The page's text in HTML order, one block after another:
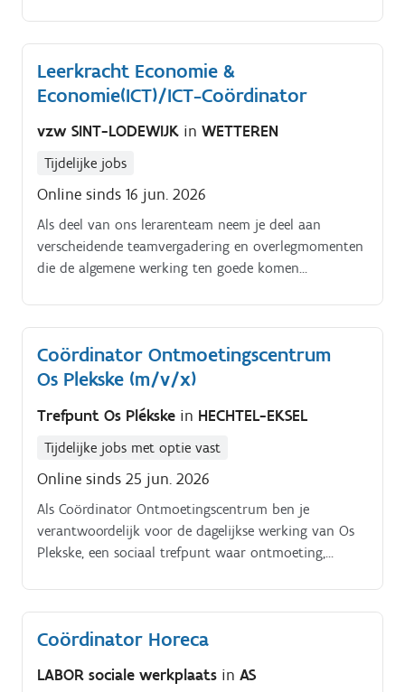
Wij werven aan op basis van competenties en
talenten, ongeacht leeftijd, geslacht, gender, origine of
handicap.
Leerkracht Economie &
Economie(ICT)/ICT-Coördinator
vzw SINT-LODEWIJK in WETTEREN
Tijdelijke jobs
Online sinds 16 jun. 2026
Als deel van ons lerarenteam neem je deel aan
verscheidende teamvergadering en overlegmomenten
die de algemene werking ten goede komen
Coördinator Ontmoetingscentrum
Os Plekske (m/v/x)
Trefpunt Os Plékske in HECHTEL-EKSEL
Tijdelijke jobs met optie vast
Online sinds 25 jun. 2026
Als Coördinator Ontmoetingscentrum ben je
verantwoordelijk voor de dagelijkse werking van Os
Plekske, een sociaal trefpunt waar ontmoeting,
ervoor dat bezoekers zich welkom voelen en dat
vrijwilligers optimaal ondersteund worden. Je
organiseert activiteiten, begeleidt vrijwilligers en
ontmoetingsplaats Je bent het eerste aanspreekpunt
Coördinator Horeca
LABOR sociale werkplaats in AS